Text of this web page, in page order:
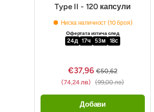
Type II - 120 капсули
Ниска наличност (10 броя)
Офертата изтича след
24д 17ч 53м 17с
€37,96 €50,62
(74,24 лв) (99,00 лв)
Добави